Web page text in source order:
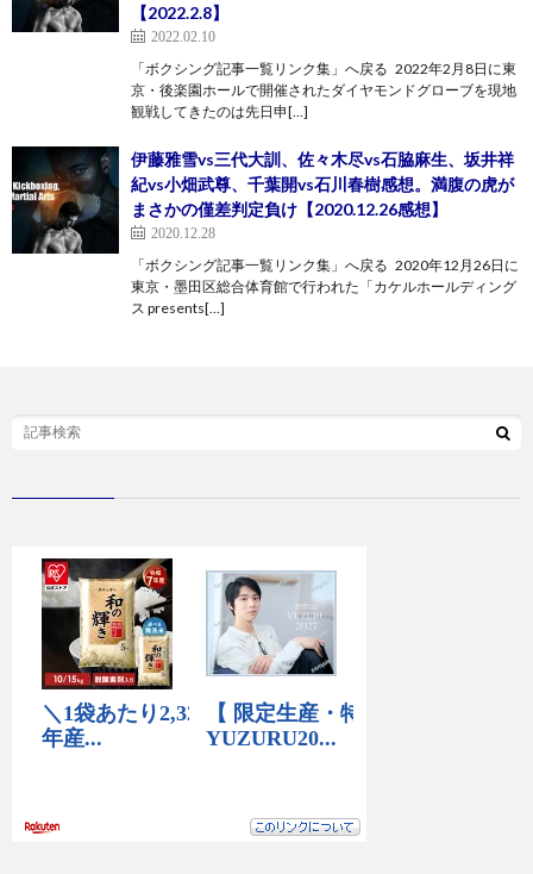
【2022.2.8】
2022.02.10
「ボクシング記事一覧リンク集」へ戻る 2022年2月8日に東
京・後楽園ホールで開催されたダイヤモンドグローブを現地
観戦してきたのは先日申[…]
伊藤雅雪vs三代大訓、佐々木尽vs石脇麻生、坂井祥
紀vs小畑武尊、千葉開vs石川春樹感想。満腹の虎が
まさかの僅差判定負け【2020.12.26感想】
2020.12.28
「ボクシング記事一覧リンク集」へ戻る 2020年12月26日に
東京・墨田区総合体育館で行われた「カケルホールディング
ス presents[…]